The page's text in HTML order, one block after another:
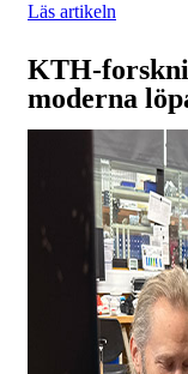
Läs artikeln
KTH-
moderna